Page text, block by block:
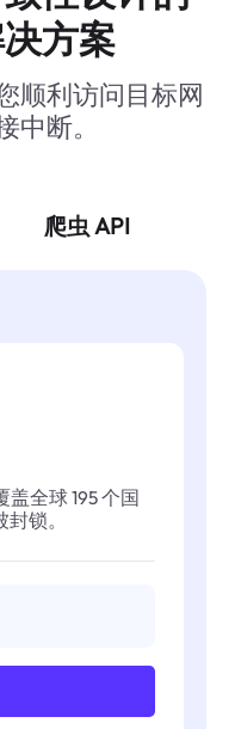
方案
顺利访问目标网
中断。
爬虫 API
盖全球 195 个国
锁。